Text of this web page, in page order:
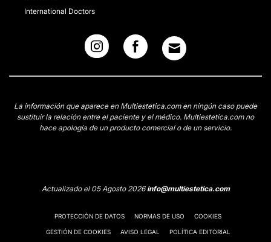
International Doctors
La información que aparece en Multiestetica.com en ningún caso puede
sustituir la relación entre el paciente y el médico. Multiestetica.com no
hace apología de un producto comercial o de un servicio.
Actualizado el 05 Agosto 2026info@multiestetica.com
PROTECCIÓN DE DATOS NORMAS DE USO COOKIES
GESTIÓN DE COOKIES AVISO LEGAL POLÍTICA EDITORIAL